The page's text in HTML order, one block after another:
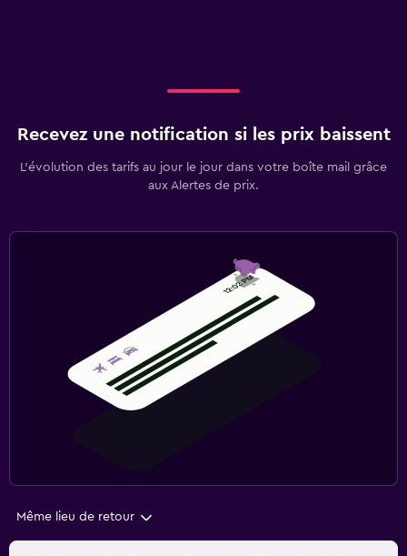
Recevez une notification si les prix baissent
L’évolution des tarifs au jour le jour dans votre boîte mail grâce
aux Alertes de prix.
Même lieu de retour